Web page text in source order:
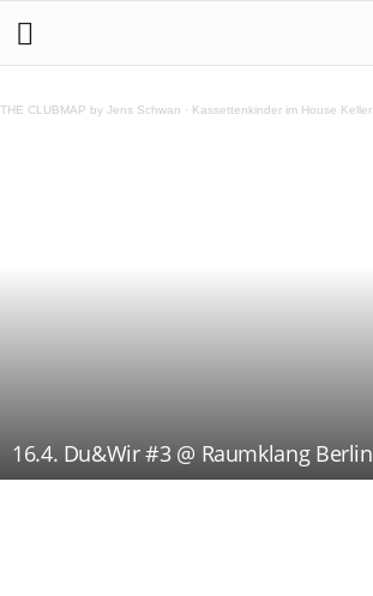
THE CLUBMAP by Jens Schwan · Kassettenkinder im House Keller
16.4. Du&Wir #3 @ Raumklang Berlin